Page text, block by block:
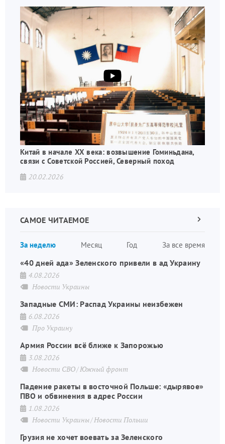
Китай в начале XX века: возвышение Гоминьдана,
связи с Советской Россией, Северный поход
20.02.2026
САМОЕ ЧИТАЕМОЕ
За неделю Месяц Год За все время
Следующая
«40 дней ада» Зеленского привели в ад Украину
4.08.2026
Новости Украины
Западные СМИ: Распад Украины неизбежен
6.08.2026
Про Украину
Армия России всё ближе к Запорожью
3.08.2026
Новости СВО Южный фронт
Падение ракеты в восточной Польше: «дырявое»
ПВО и обвинения в адрес России
1.08.2026
Новости Украины Новости Польши
Грузия не хочет воевать за Зеленского